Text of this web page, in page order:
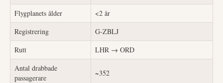
Flygplanets ålder
<2 år
Registrering
G-ZBLJ
Rutt
LHR → ORD
Antal drabbade
passagerare
~352